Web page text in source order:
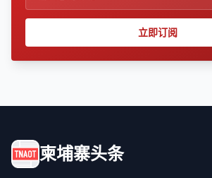
立即订阅
柬埔寨头条